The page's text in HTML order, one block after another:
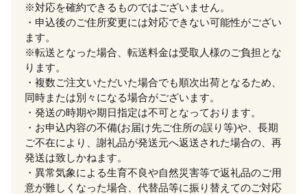
※対応を確約できるものではございません。
・申込後のご住所変更には対応できない可能性がござい
ます。
※転送となった場合、転送料金は受取人様のご負担とな
ります。
・複数ご注文いただいた場合でも順次出荷となるため、
同時または別々になる場合がございます。
・発送の時期や期日指定は不可となっております。
・お申込内容の不備(お届け先ご住所の誤り等)や、長期
ご不在により、謝礼品が発送元へ返送された場合の、再
発送は致しかねます。
・異常気象による生育不良や自然災害等で返礼品のご用
意が難しくなった場合、代替品等に振り替えてのご対応